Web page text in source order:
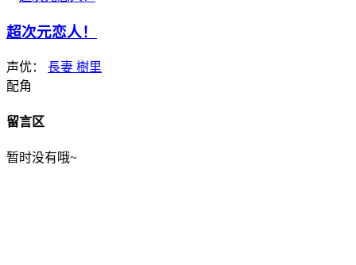
超次元恋人！
声优： 長妻 樹里
配角
留言区
暂时没有哦~